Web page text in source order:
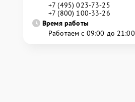
+7 (495) 023-73-25
+7 (800) 100-33-26
Время работы
Работаем с 09:00 до 21:00